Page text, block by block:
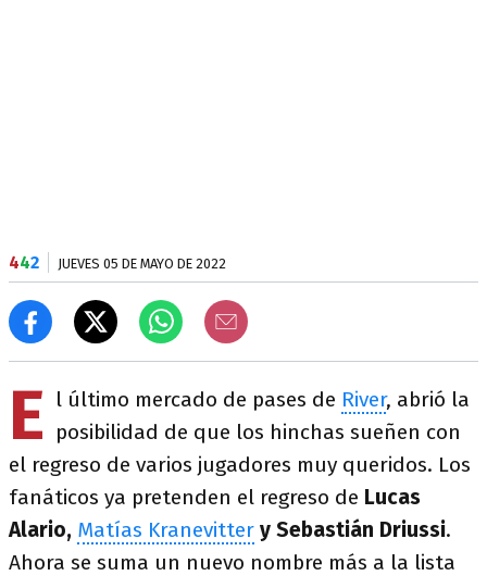
442 JUEVES 05 DE MAYO DE 2022
E l último mercado de pases de River, abrió la
posibilidad de que los hinchas sueñen con
el regreso de varios jugadores muy queridos. Los
fanáticos ya pretenden el regreso de Lucas
Alario, Matías Kranevitter y Sebastián Driussi.
Ahora se suma un nuevo nombre más a la lista